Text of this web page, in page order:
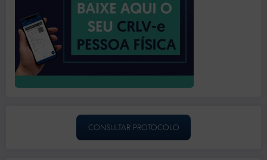
CONSULTAR PROTOCOLO